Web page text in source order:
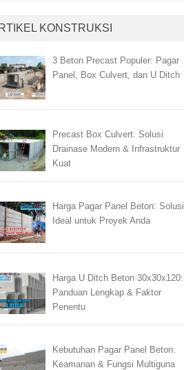
KONSTRUKSI
3 Beton Precast Populer: Pagar
Panel, Box Culvert, dan U Ditch
Precast Box Culvert: Solusi
Drainase Modern & Infrastruktur
Kuat
Harga Pagar Panel Beton: Solusi
Ideal untuk Proyek Anda
Harga U Ditch Beton 30x30x120:
Panduan Lengkap & Faktor
Penentu
Kebutuhan Pagar Panel Beton:
Keamanan & Fungsi Multiguna